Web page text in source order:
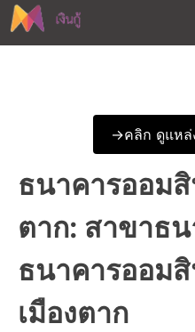
Skip
to
เงินด่วนรับสิ
เงินสด และ
->คลิก ดูแหล่
ธนาคารออม
ตาก: สาขาธ
ธนาคารออม
เมืองตาก